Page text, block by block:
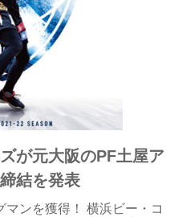
が元大阪のPF土屋ア
結を発表
ンを獲得！ 横浜ビー・コ